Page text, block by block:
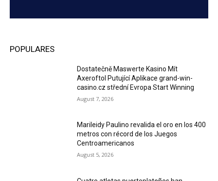
POPULARES
Dostatečně Maswerte Kasino Mít
Axeroftol Putující Aplikace grand-win-
casino.cz střední Evropa Start Winning
August 7, 2026
Marileidy Paulino revalida el oro en los 400
metros con récord de los Juegos
Centroamericanos
August 5, 2026